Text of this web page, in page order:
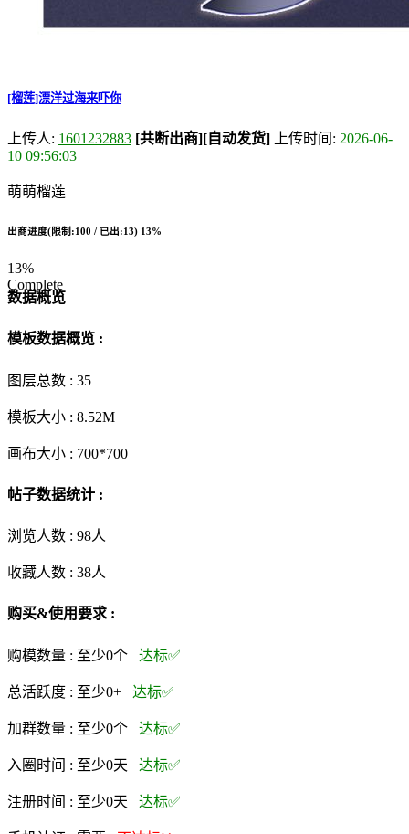
[榴莲]漂洋过海来吓你
上传人: 1601232883 [共断出商][自动发货] 上传时间: 2026-06-
10 09:56:03
萌萌榴莲
出商进度(限制:100 / 已出:13) 13%
13%
Complete
数据概览
模板数据概览 :
图层总数 : 35
模板大小 : 8.52M
画布大小 : 700*700
帖子数据统计 :
浏览人数 : 98人
收藏人数 : 38人
购买&使用要求 :
购模数量 : 至少0个 达标✅
总活跃度 : 至少0+ 达标✅
加群数量 : 至少0个 达标✅
入圈时间 : 至少0天 达标✅
注册时间 : 至少0天 达标✅